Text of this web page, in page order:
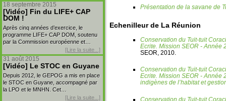
18 septembre 2015
[Vidéo] Fin du LIFE+ CAP
DOM !
Après cinq années d’exercice, le
programme LIFE+ CAP DOM, soutenu
par la Commission européenne et…
[Lire la suite...]
31 août 2015
[Vidéo] Le STOC en Guyane
Depuis 2012, le GEPOG a mis en place
le STOC en Guyane, accompagné par
la LPO et le MNHN. Cet…
[Lire la suite...]
Présentation de la savane de
Echenilleur de La Réunion
Conservation du Tuit-tuit
Ecrite. Mission SEOR - Année
SEOR, 2010.
Conservation du Tuit-tuit
Ecrite. Mission SEOR - Année
indigènes de l’habitat et
Conservation du Tuit-tuit